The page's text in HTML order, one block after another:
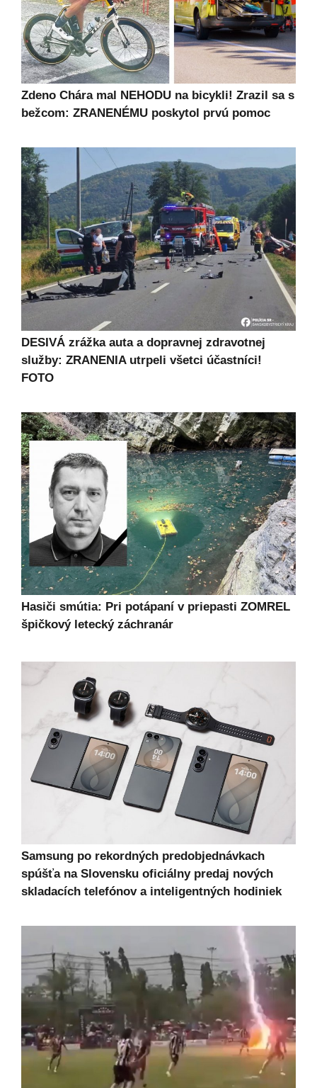
Zdeno Chára mal NEHODU na bicykli! Zrazil sa s
bežcom: ZRANENÉMU poskytol prvú pomoc
DESIVÁ zrážka auta a dopravnej zdravotnej
služby: ZRANENIA utrpeli všetci účastníci!
FOTO
Hasiči smútia: Pri potápaní v priepasti ZOMREL
špičkový letecký záchranár
Samsung po rekordných predobjednávkach
spúšťa na Slovensku oficiálny predaj nových
skladacích telefónov a inteligentných hodiniek